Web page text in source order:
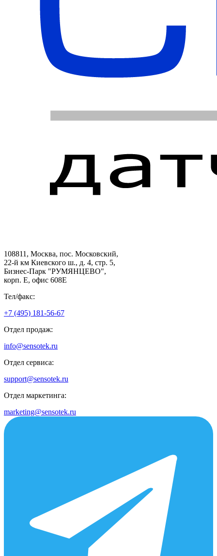
108811, Москва, пос. Московский,
22-й км Киевского ш., д. 4, стр. 5,
Бизнес-Парк "РУМЯНЦЕВО",
корп. Е, офис 608E
Тел/факс:
+7 (495) 181-56-67
Отдел продаж:
info@sensotek.ru
Отдел сервиса:
support@sensotek.ru
Отдел маркетинга:
marketing@sensotek.ru